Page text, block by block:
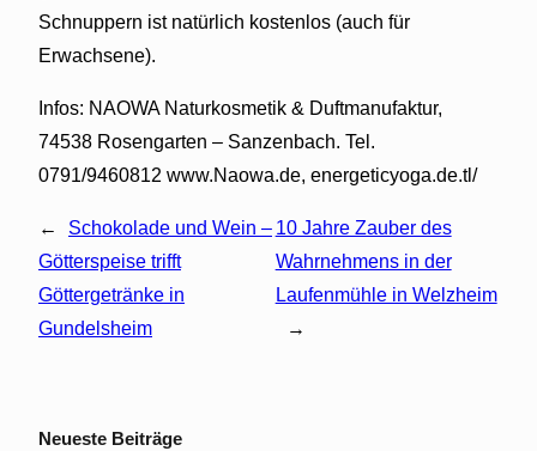
Schnuppern ist natürlich kostenlos (auch für
Erwachsene).
Infos: NAOWA Naturkosmetik & Duftmanufaktur,
74538 Rosengarten – Sanzenbach. Tel.
0791/9460812 www.Naowa.de, energeticyoga.de.tl/
←
Schokolade und Wein –
Götterspeise trifft
Göttergetränke in
Gundelsheim
10 Jahre Zauber des
Wahrnehmens in der
Laufenmühle in Welzheim
→
Neueste Beiträge